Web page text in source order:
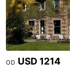
OD USD 1214